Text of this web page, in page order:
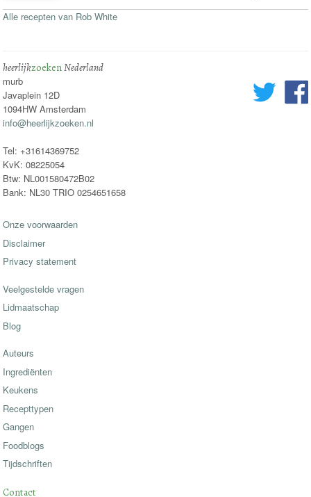
Alle recepten van Rob White
heerlijkzoekenNederland
murb
Javaplein 12D
1094HW Amsterdam
info@heerlijkzoeken.nl
Tel: +31614369752
KvK: 08225054
Btw: NL001580472B02
Bank: NL30 TRIO 0254651658
Onze voorwaarden
Disclaimer
Privacy statement
Veelgestelde vragen
Lidmaatschap
Blog
Auteurs
Ingrediënten
Keukens
Recepttypen
Gangen
Foodblogs
Tijdschriften
Contact